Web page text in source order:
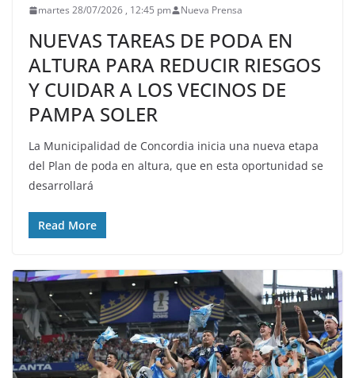
martes 28/07/2026 , 12:45 pm Nueva Prensa
NUEVAS TAREAS DE PODA EN
ALTURA PARA REDUCIR RIESGOS
Y CUIDAR A LOS VECINOS DE
PAMPA SOLER
La Municipalidad de Concordia inicia una nueva etapa
del Plan de poda en altura, que en esta oportunidad se
desarrollará
Read More